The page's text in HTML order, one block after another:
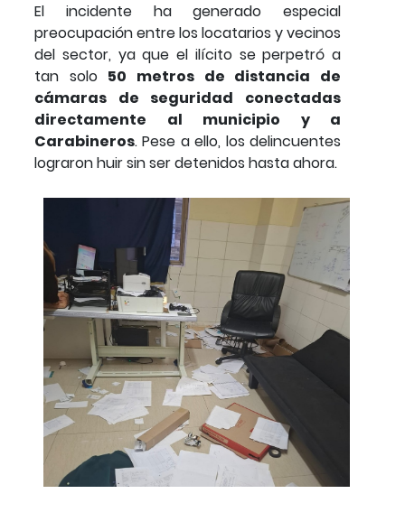
El incidente ha generado especial
preocupación entre los locatarios y vecinos
del sector, ya que el ilícito se perpetró a
tan solo 50 metros de distancia de
cámaras de seguridad conectadas
directamente al municipio y a
Carabineros. Pese a ello, los delincuentes
lograron huir sin ser detenidos hasta ahora.